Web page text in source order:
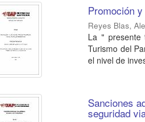
Promoción
Reyes Blas,
La " presente
Turismo del
el nivel de
Sanciones
seguridad